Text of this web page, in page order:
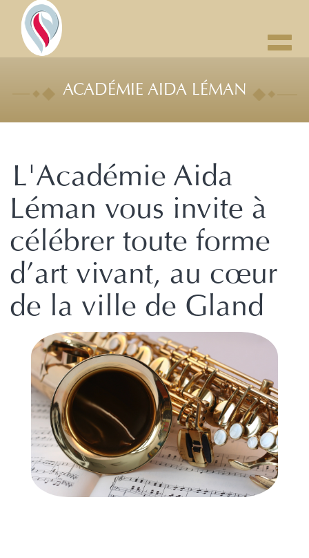
ACADÉMIE AIDA LÉMAN
L'Académie Aida
Léman vous invite à
célébrer toute forme
d’art vivant, au cœur
de la ville de Gland